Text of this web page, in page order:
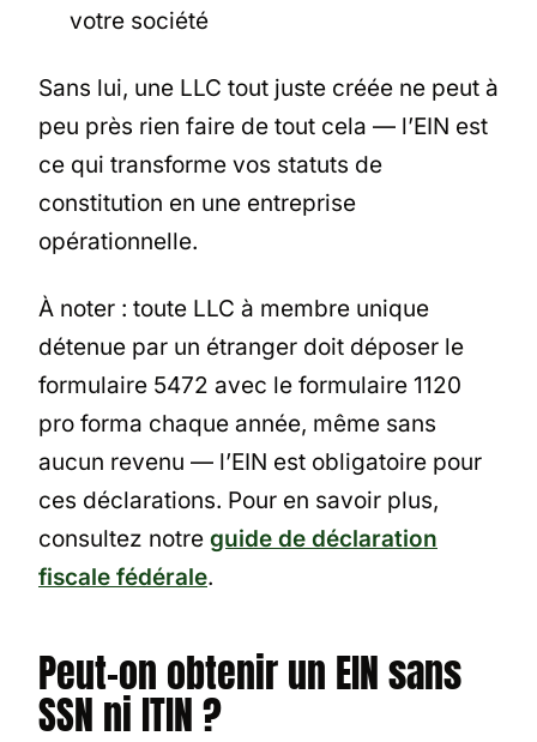
votre société
Sans lui, une LLC tout juste créée ne peut à
peu près rien faire de tout cela — l’EIN est
ce qui transforme vos statuts de
constitution en une entreprise
opérationnelle.
À noter : toute LLC à membre unique
détenue par un étranger doit déposer le
formulaire 5472 avec le formulaire 1120
pro forma chaque année, même sans
aucun revenu — l’EIN est obligatoire pour
ces déclarations. Pour en savoir plus,
consultez notre guide de déclaration
fiscale fédérale.
Peut-on obtenir un EIN sans
SSN ni ITIN ?